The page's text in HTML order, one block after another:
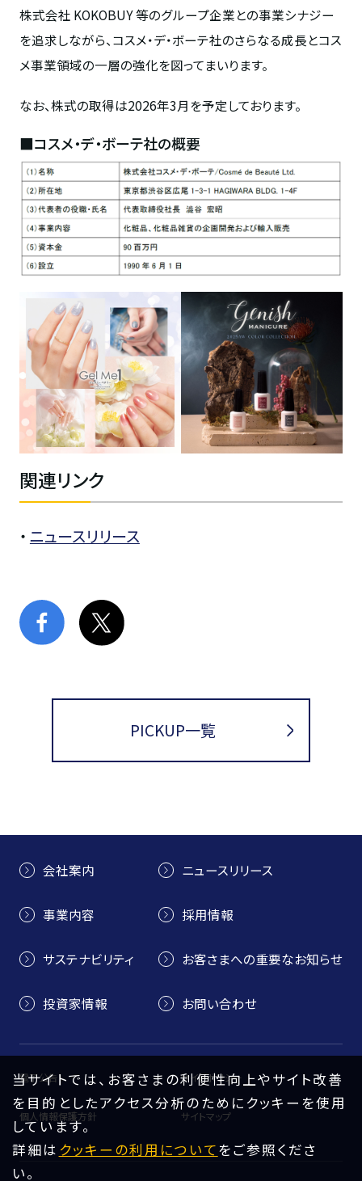
株式会社 KOKOBUY等のグループ企業との事業シナジー
を追求しながら、コスメ・デ・ボーテ社のさらなる成長とコス
メ事業領域の一層の強化を図ってまいります。
なお、株式の取得は2026年3月を予定しております。
■コスメ・デ・ボーテ社の概要
関連リンク
・ ニュースリリース
PICKUP一覧
会社案内
事業内容
サステナビリティ
投資家情報
ニュースリリース
採用情報
お客さまへの重要なお知らせ
お問い合わせ
電子公告 サイトポリシー
個人情報保護方針 サイトマップ
当サイトでは、お客さまの利便性向上やサイト改善
を目的としたアクセス分析のためにクッキーを使用
しています。
詳細は クッキーの利用についてをご参照くださ
い。